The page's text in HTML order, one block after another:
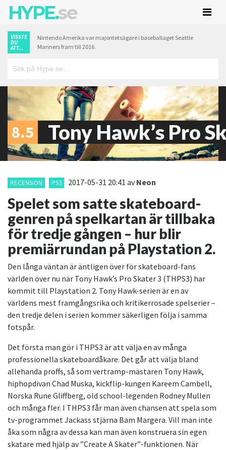
HYPE.se
VISSTE
DU
ATT...
Nintendo Amerika var majoritetsägare i baseballaget Seattle
Mariners fram till 2016.
8.5 Tony Hawk’s Pro
RECENSION PS3 2017-05-31 20:41 avNeon
Spelet som satte skateboard-
genren på spelkartan är tillbaka
för tredje gången – hur blir
premiärrundan på Playstation 2.
Den långa väntan är äntligen över för skateboard-fans
världen över nu när Tony Hawk’s Pro Skater 3 (THPS3) har
kommit till Playstation 2. Tony Hawk-serien är en av
världens mest framgångsrika och kritikerrosade spelserier –
den tredje delen i serien kommer säkerligen följa i samma
fotspår.
Det första man gör i THPS3 är att välja en av många
professionella skateboardåkare. Det går att välja bland
allehanda proffs, så som vertramp-mästaren Tony Hawk,
hiphopdivan Chad Muska, kickflip-kungen Kareem Cambell,
Norska Rune Gliffberg, old school-legenden Rodney Mullen
och många fler. I THPS3 får man även chansen att spela som
tv-programmet Jackass stjärna Bam Margera. Vill man inte
åka som några av dessa kan man även konstruera sin egen
skatare med hjälp av ”Create A Skater”-funktionen. När